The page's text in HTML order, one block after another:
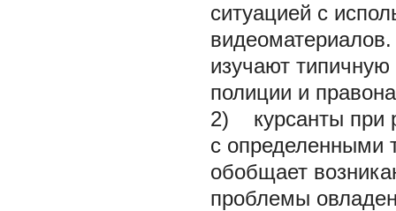
ситуацией с
изучают
полиции и
2) курсанты при
с определенными
обобщает
проблемы